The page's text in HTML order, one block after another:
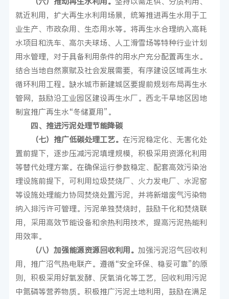
就近利用，扩大再生水利用场景，统筹推进再生水用于工
业生产、市政杂用、生态用水等。将再生水合理纳入高耗
水项目和洗车、高尔夫球场、人工滑雪场等特种行业计划
用水管理，对于具备利用条件的用水户充分配置再生水。
结合当地自然禀赋及社会发展需要，有序建设区域再生水
循环利用工程。缺水城市新建城区要提前规划布局再生水
管网，鼓励沿工业园区建设再生水厂。西北干旱地区因地
制宜推广再生水“冬储夏用”。
四、推进污泥处理节能降碳
（七）推广低碳处理工艺。在污泥稳定化、无害化处
置前提下，逐步压减污泥填埋规模，积极采用资源化利用
等替代处理方案。在确保运行参数稳定、配套高效污染治
理设施前提下，可利用垃圾焚烧厂、火力发电厂、水泥窑
等设施处理能力协同焚烧处置污泥，并将新增废气污染物
纳入排污许可管理。污泥单独焚烧时，鼓励干化和焚烧联
用，采用高效节能设备和余热利用技术，提高污泥热能利
用效率。
（八）加强能源资源回收利用。加强污泥沼气回收利
用，推广沼气热电联产。遵循“安全环保、稳妥可靠”的原
则，积极采用好氧发酵、厌氧消化等工艺，回收利用污泥
中氮磷等营养物质。积极推广污泥土地利用，鼓励在满足